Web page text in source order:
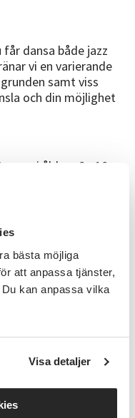
bästa möjliga
att anpassa tjänster,
kan anpassa vilka
Visa detaljer
dansa både jazz
vi en varierande
samt viss
och din möjlighet
i åldern 8 - 10
utvecklats i sin
på
en koreografi.
och stretch. Vi
vi på koreografin